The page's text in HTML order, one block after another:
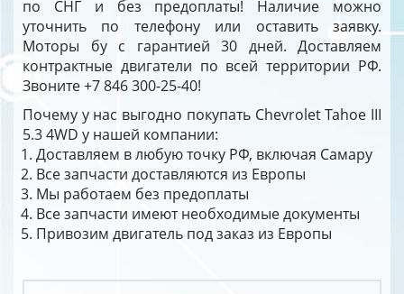
по СНГ и без предоплаты! Наличие можно
уточнить по телефону или оставить заявку.
Моторы бу с гарантией 30 дней. Доставляем
контрактные двигатели по всей территории РФ.
Звоните +7 846 300-25-40!
Почему у нас выгодно покупать Chevrolet Tahoe III
5.3 4WD у нашей компании:
Доставляем в любую точку РФ, включая Самару
Все запчасти доставляются из Европы
Мы работаем без предоплаты
Все запчасти имеют необходимые документы
Привозим двигатель под заказ из Европы